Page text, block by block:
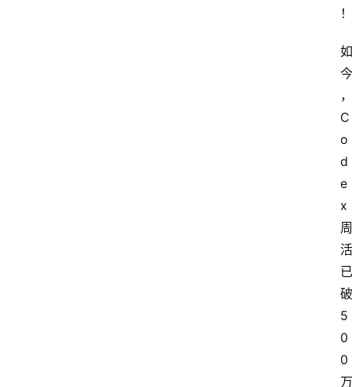
！
如
今
，
C
o
d
e
x
周
活
已
破
5
0
0
万